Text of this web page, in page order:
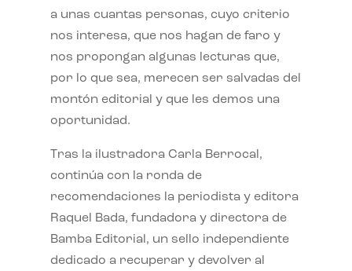
a unas cuantas personas, cuyo criterio
nos interesa, que nos hagan de faro y
nos propongan algunas lecturas que,
por lo que sea, merecen ser salvadas del
montón editorial y que les demos una
oportunidad.
Tras la ilustradora Carla Berrocal,
continúa con la ronda de
recomendaciones la periodista y editora
Raquel Bada, fundadora y directora de
Bamba Editorial, un sello independiente
dedicado a recuperar y devolver al